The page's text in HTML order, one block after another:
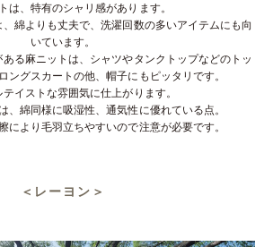
は、特有のシャリ感があります。
綿よりも丈夫で、洗濯回数の多いアイテムにも向
いています。
る麻ニットは、シャツやタンクトップなどのトッ
ングスカートの他、帽子にもピッタリです。
イストな雰囲気に仕上がります。
、綿同様に吸湿性、通気性に優れている点。
により毛羽立ちやすいので注意が必要です。
＜レーヨン＞